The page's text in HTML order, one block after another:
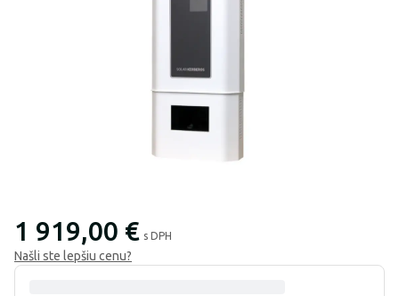
1 919,00 € s DPH
Našli ste lepšiu cenu?